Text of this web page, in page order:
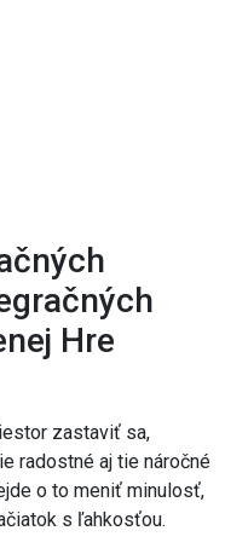
Hre
zastaviť sa,
radostné aj tie náročné
o to meniť minulosť,
s ľahkosťou.